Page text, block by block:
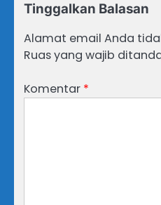
Tinggalkan Balasan
Alamat email Anda
Ruas yang wajib
Komentar *